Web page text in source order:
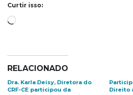
Curtir isso:
Carregando...
RELACIONADO
Dra. Karla Deisy, Diretora do
CRF-CE participou da
Direito